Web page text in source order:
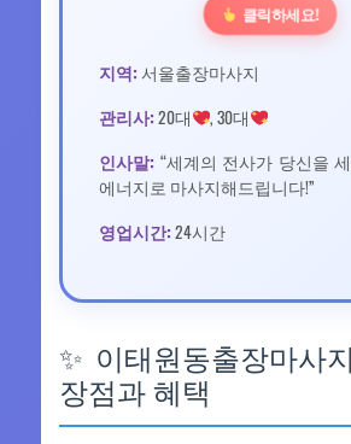
클릭하세요!
지역: 서울출장마사지
관리사: 20대 , 30대
인사말: “세계의 전사가 당신을
에너지로 마사지해드립니다!”
영업시간: 24시간
이태원동출장마사
장점과 혜택